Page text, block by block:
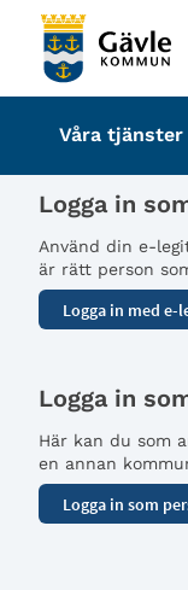
Välkommen
tjänster
Gävle
kommun
Våra tjänster
Logga in
Använd din e-
är rätt person
Logga in
Här kan du som
en annan